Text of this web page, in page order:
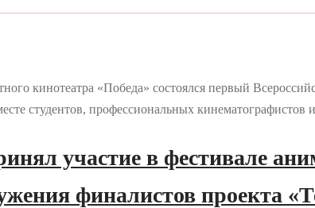
кинотеатра «Победа» состоялся первый
студентов, профессиональных кинематографистов
участие в фестивале
финалистов проекта